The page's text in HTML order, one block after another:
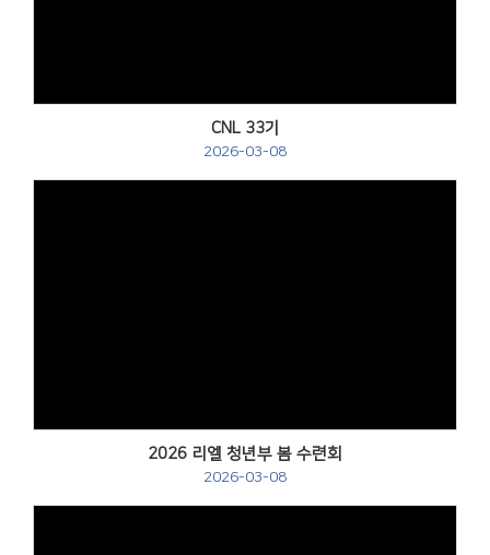
CNL 33기
2026-03-08
2026 리엘 청년부 봄 수련회
2026-03-08